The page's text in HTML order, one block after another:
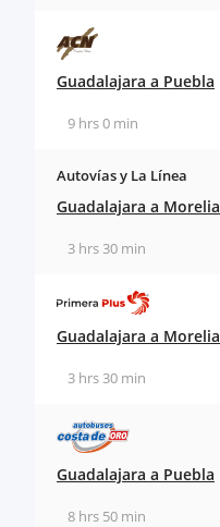
Guadalajara a Puebla
9 hrs 0 min
Autovías y La Línea
Guadalajara a Morelia
3 hrs 30 min
Guadalajara a Morelia
3 hrs 30 min
Guadalajara a Puebla
8 hrs 50 min